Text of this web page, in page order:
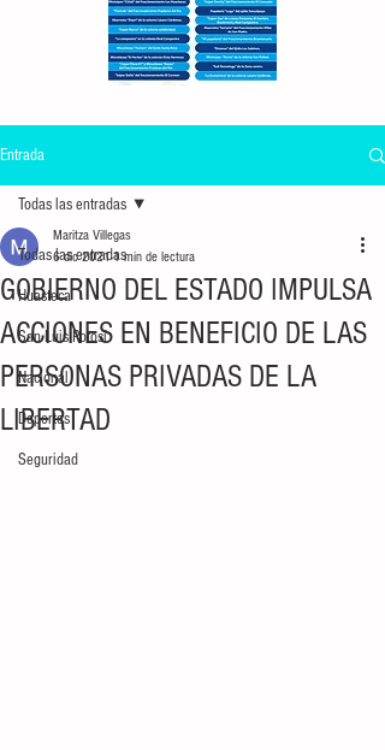
Entrada
Todas las entradas
Huasteca
San Luis Potosí
Nacional
Deportes
Seguridad
Todas las entradas
GOBIERNO DEL ESTADO IMPULSA
ACCIONES EN BENEFICIO DE LAS
PERSONAS PRIVADAS DE LA
LIBERTAD
Maritza Villegas
6 dic 20211 min de lectura